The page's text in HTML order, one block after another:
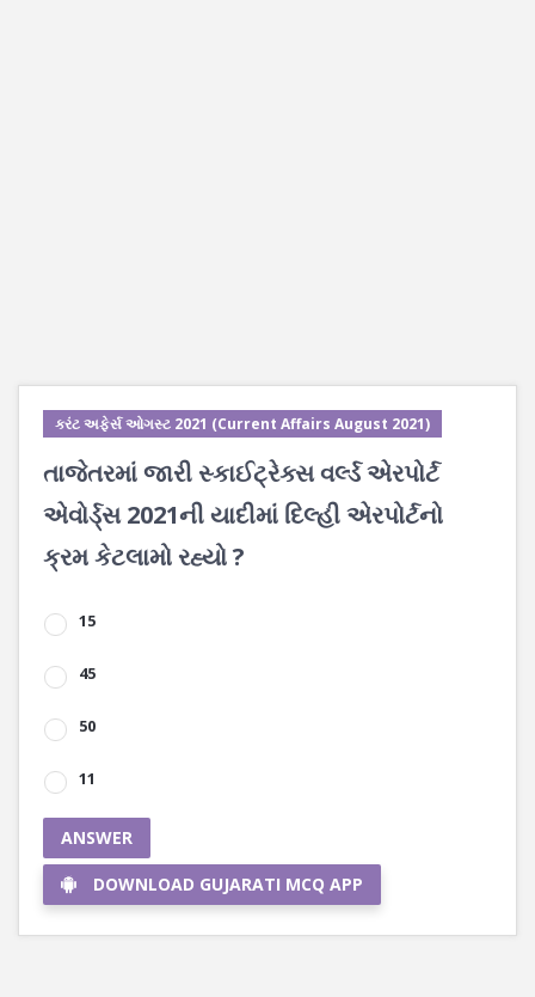
કરંટ અફેર્સ ઓગસ્ટ 2021 (Current Affairs August 2021)
તાજેતરમાં જારી સ્કાઈટ્રેક્સ વર્લ્ડ એરપોર્ટ
એવોર્ડ્સ 2021ની યાદીમાં દિલ્હી એરપોર્ટનો
ક્રમ કેટલામો રહ્યો ?
15
45
50
11
ANSWER
DOWNLOAD GUJARATI MCQ APP